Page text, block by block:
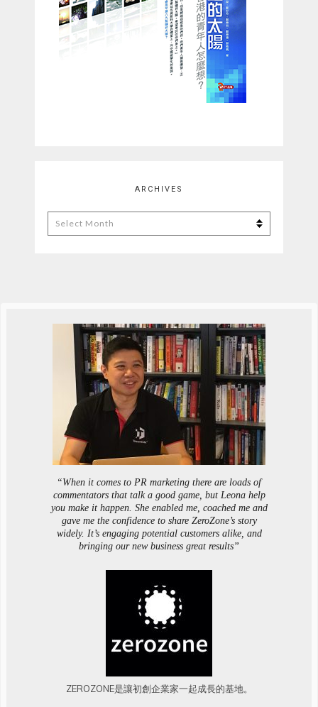
ARCHIVES
Archives
“When it comes to PR marketing there are loads of
commentators that talk a good game, but Leona help
you make it happen. She enabled me, coached me and
gave me the confidence to share ZeroZone’s story
widely. It’s engaging potential customers alike, and
bringing our new business great results”
ZEROZONE是讓初創企業家一起成長的基地。